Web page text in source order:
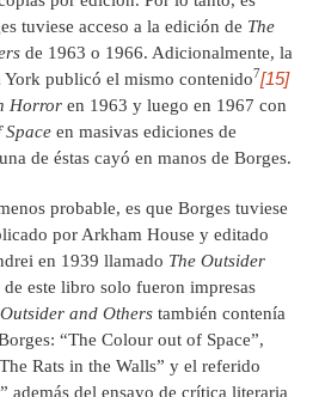
tuviese acceso a la edición de The
de 1963 o 1966. Adicionalmente, la
publicó el mismo contenido7[15]
Horror en 1963 y luego en 1967 con
Space en masivas ediciones de
de éstas cayó en manos de Borges.
probable, es que Borges tuviese
por Arkham House y editado
en 1939 llamado The Outsider
de este libro solo fueron impresas
and Others también contenía
“The Colour out of Space”,
Rats in the Walls” y el referido
además del ensayo de crítica literaria